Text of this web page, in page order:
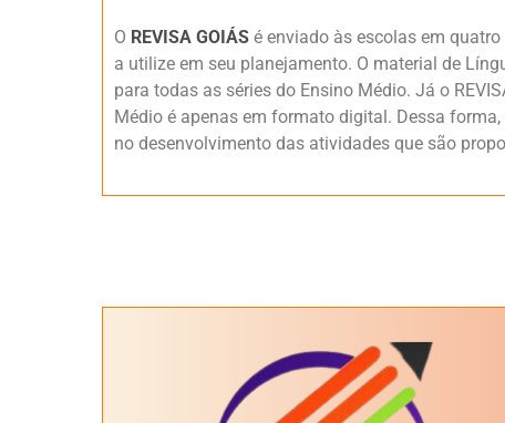
O REVISA GOIÁS é enviado às escolas em
a utilize em seu planejamento. O material de
para todas as séries do Ensino Médio. Já o
Médio é apenas em formato digital. Dessa
no desenvolvimento das atividades que são